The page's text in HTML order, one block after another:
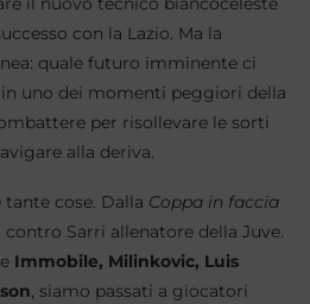
con la Lazio. Ma la
quale futuro imminente ci
uno dei momenti peggiori della
per risollevare le sorti
alla deriva.
tante cose. Dalla Coppa in faccia
Sarri allenatore della Juve.
Immobile, Milinkovic, Luis
, siamo passati a giocatori